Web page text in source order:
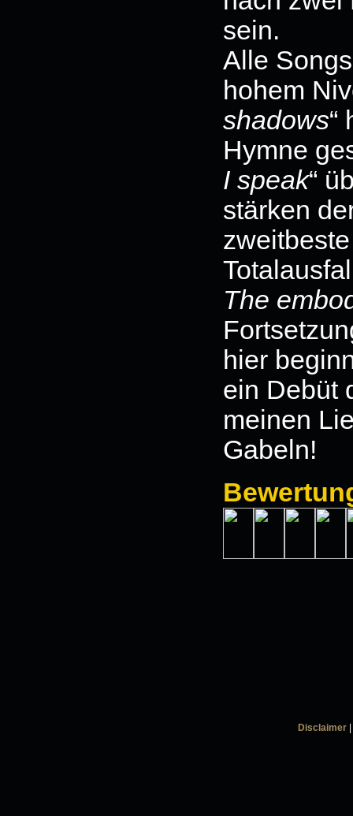
sein.
Alle
hohem
shadows“
Hymne
I speak“
stärken
The
hier
ein Debüt
meinen
Gabeln!
Disclaimer|